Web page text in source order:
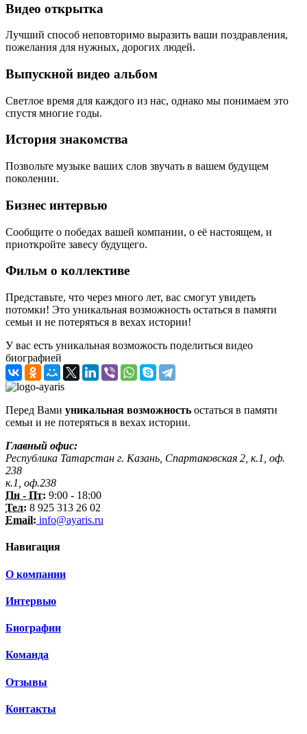
Видео открытка
Лучший способ неповторимо выразить ваши поздравления,
пожелания для нужных, дорогих людей.
Выпускной видео альбом
Светлое время для каждого из нас, однако мы понимаем это
спустя многие годы.
История знакомства
Позвольте музыке ваших слов звучать в вашем будущем
поколении.
Бизнес интервью
Сообщите о победах вашей компании, о её настоящем, и
приоткройте завесу будущего.
Фильм о коллективе
Представьте, что через много лет, вас смогут увидеть
потомки! Это уникальная возможность остаться в памяти
семьи и не потеряться в вехах истории!
У вас есть уникальная возможость поделиться видео
биографией
Перед Вами уникальная возможность остаться в памяти
семьи и не потеряться в вехах истории.
Главный офис:
Республика Татарстан г. Казань, Спартаковская 2, к.1, оф.
238
к.1, оф.238
Пн - Пт: 9:00 - 18:00
Тел: 8 925 313 26 02
Email: info@ayaris.ru
Навигация
О компании
Интервью
Биографии
Команда
Отзывы
Контакты